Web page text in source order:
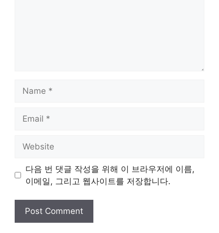
다음 번 댓글 작성을 위해 이 브라우저에 이름,
이메일, 그리고 웹사이트를 저장합니다.